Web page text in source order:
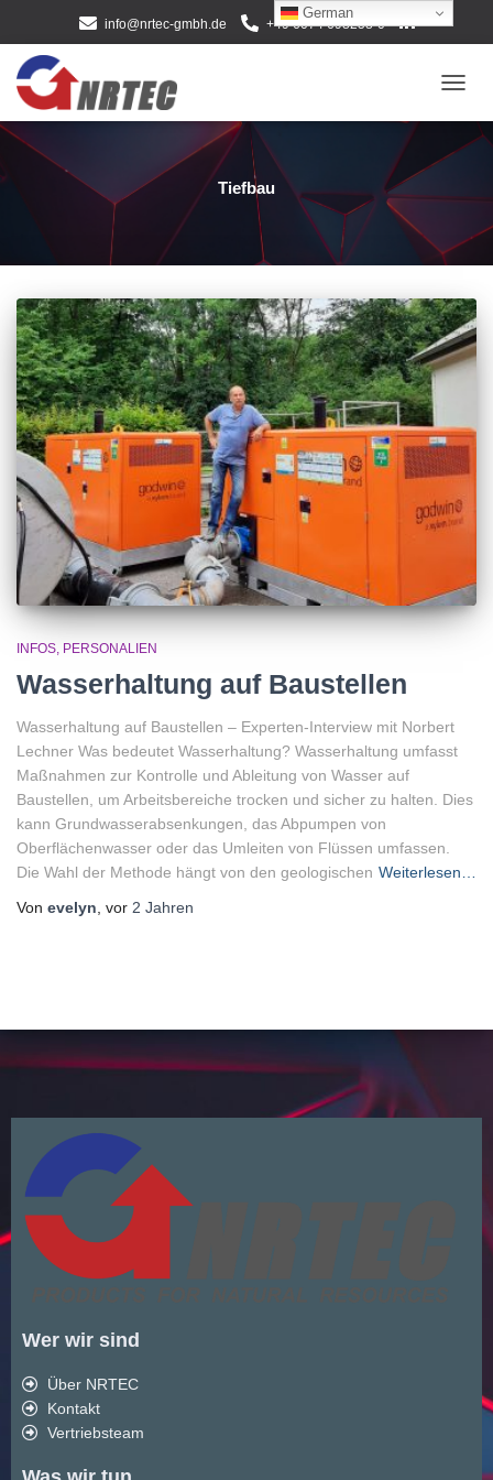
info@nrtec-gmbh.de +49 6074 698258-0
Tiefbau
INFOS PERSONALIEN
Wasserhaltung auf Baustellen
Wasserhaltung auf Baustellen – Experten-Interview mit Norbert
Lechner Was bedeutet Wasserhaltung? Wasserhaltung umfasst
Maßnahmen zur Kontrolle und Ableitung von Wasser auf
Baustellen, um Arbeitsbereiche trocken und sicher zu halten. Dies
kann Grundwasserabsenkungen, das Abpumpen von
Oberflächenwasser oder das Umleiten von Flüssen umfassen.
Die Wahl der Methode hängt von den geologischen Weiterlesen…
Von evelyn , vor 2 Jahren
Wer wir sind
Über NRTEC
Kontakt
Vertriebsteam
German